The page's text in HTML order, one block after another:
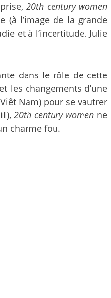
20th century women
(à l’image de la grande
et à l’incertitude, Julie
dans le rôle de cette
les changements d’une
Nam) pour se vautrer
),20th century women ne
charme fou.